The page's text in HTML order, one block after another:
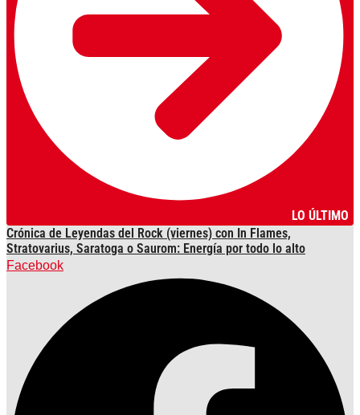
LO ÚLTIMO
Crónica de Leyendas del Rock (viernes) con In Flames,
Stratovarius, Saratoga o Saurom: Energía por todo lo alto
Facebook